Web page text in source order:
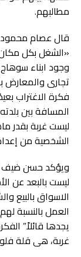
مطالبهم.
«الشغل بكل
وجود ابناء
تجارى والمعارض
فكرة الاغتراب
المسافة بين
ليست غربة بقدر
الشخصية من
ليست بالبعد عن
الاسواق بالبيع
العمل بالنسبة
يجدها قائلاً”
غربة، هى قلة